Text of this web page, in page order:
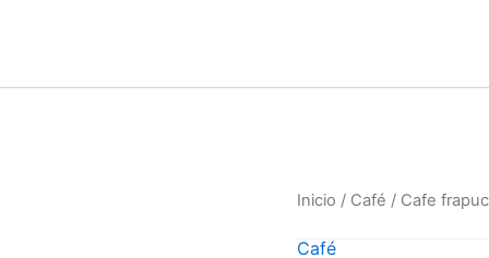
Inicio / Café / Cafe
Café
Cafe
cantidad